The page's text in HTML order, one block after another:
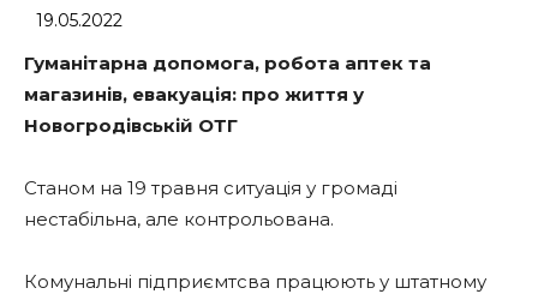
19.05.2022
Гуманітарна допомога, робота аптек та
магазинів, евакуація: про життя у
Новогродівській ОТГ
Станом на 19 травня ситуація у громаді
нестабільна, але контрольована.
Комунальні підприємтсва працюють у штатному